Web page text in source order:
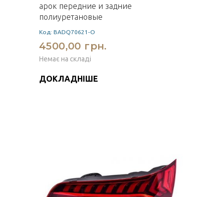
арок передние и задние
полиуретановые
Код: BADQ70621-O
4500,00 грн.
Немає на складі
ДОКЛАДНІШЕ